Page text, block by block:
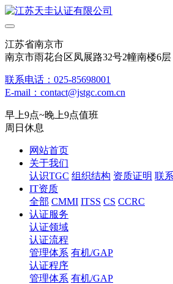
江苏省南京市
南京市雨花台区凤展路32号2幢南楼6层
联系电话：025-85698001
E-mail：contact@jstgc.com.cn
早上9点~晚上9点值班
周日休息
网站首页
关于我们
认识TGC 组织结构 资质证明 联
IT资质
全部 CMMI ITSS CS CCRC
认证服务
认证领域
认证流程
管理体系 有机/GAP
认证程序
管理体系 有机/GAP